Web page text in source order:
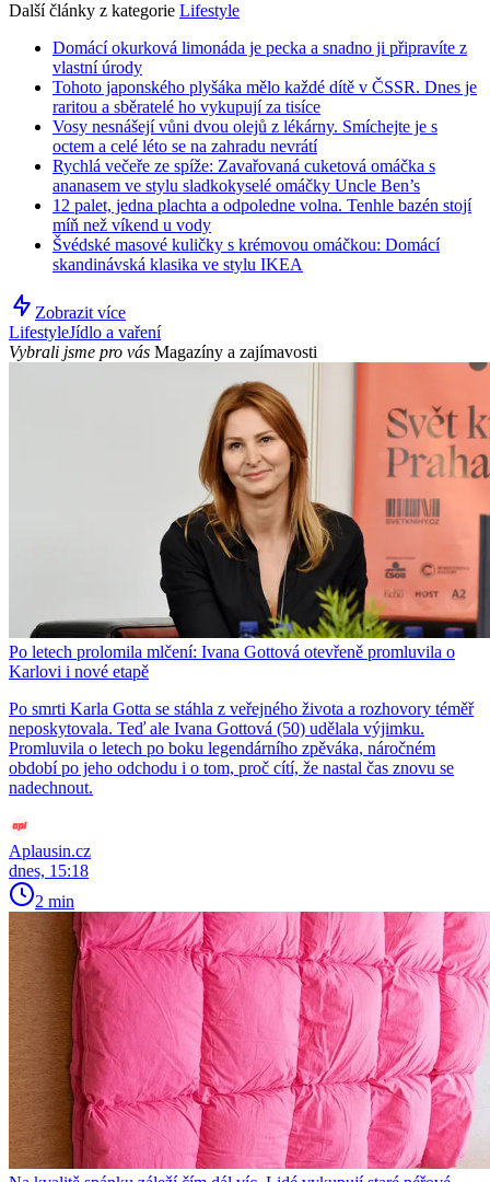
Další články z kategorie Lifestyle
Domácí okurková limonáda je pecka a snadno ji připravíte z
vlastní úrody
Tohoto japonského plyšáka mělo každé dítě v ČSSR. Dnes je
raritou a sběratelé ho vykupují za tisíce
Vosy nesnášejí vůni dvou olejů z lékárny. Smíchejte je s
octem a celé léto se na zahradu nevrátí
Rychlá večeře ze spíže: Zavařovaná cuketová omáčka s
ananasem ve stylu sladkokyselé omáčky Uncle Ben’s
12 palet, jedna plachta a odpoledne volna. Tenhle bazén stojí
míň než víkend u vody
Švédské masové kuličky s krémovou omáčkou: Domácí
skandinávská klasika ve stylu IKEA
Zobrazit více
LifestyleJídlo a vaření
Vybrali jsme pro vás Magazíny a zajímavosti
Po letech prolomila mlčení: Ivana Gottová otevřeně promluvila o
Karlovi i nové etapě
Po smrti Karla Gotta se stáhla z veřejného života a rozhovory téměř
neposkytovala. Teď ale Ivana Gottová (50) udělala výjimku.
Promluvila o letech po boku legendárního zpěváka, náročném
období po jeho odchodu i o tom, proč cítí, že nastal čas znovu se
nadechnout.
Aplausin.cz
dnes, 15:18
2 min